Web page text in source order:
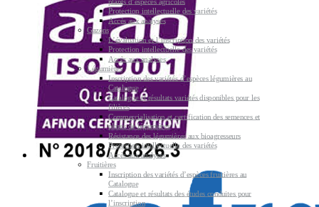
plants d’espèces agricoles
Protection intellectuelle des variétés
Accès aux analyses
Gazons
L’évaluation et l’inscription des variétés
Protection intellectuelle des variétés
Accès aux analyses
Légumières
Inscription des variétés d’espèces légumières au
Catalogue
Catalogue et résultats variétés disponibles pour les
filières
Commercialisation et certification des semences et
plants de légumières
Résistance des légumières aux bioagresseurs
Protection intellectuelle des variétés
Accès aux analyses
Fruitières
Inscription des variétés d’espèces fruitières au
Catalogue
Catalogue et résultats des études conduites pour
l’inscription